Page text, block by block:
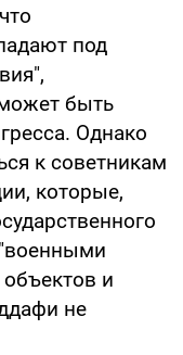
под
быть
Однако
к советникам
которые,
и
не